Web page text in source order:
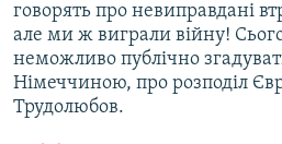
говорять про невиправдані
але ми ж виграли війну!
неможливо публічно
Німеччиною, про розподіл
Трудолюбов.